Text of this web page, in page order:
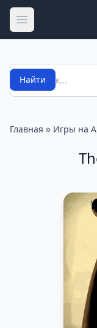
Открыть меню
Поиск
Найти
Главная » Игры на